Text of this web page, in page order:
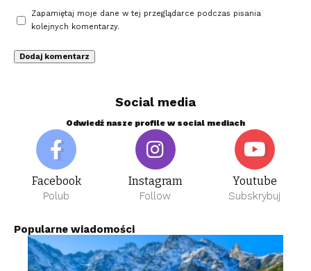
Zapamiętaj moje dane w tej przeglądarce podczas pisania
kolejnych komentarzy.
Social media
Odwiedź nasze profile w social mediach
Facebook
Polub
Instagram
Follow
Youtube
Subskrybuj
Popularne wiadomości